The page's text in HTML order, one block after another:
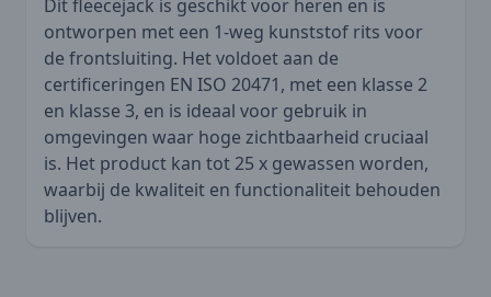
Dit fleecejack is geschikt voor heren en is
ontworpen met een 1-weg kunststof rits voor
de frontsluiting. Het voldoet aan de
certificeringen EN ISO 20471, met een klasse 2
en klasse 3, en is ideaal voor gebruik in
omgevingen waar hoge zichtbaarheid cruciaal
is. Het product kan tot 25 x gewassen worden,
waarbij de kwaliteit en functionaliteit behouden
blijven.